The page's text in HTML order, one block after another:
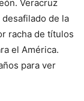
Veracruz
de la
racha de títulos
el América.
para ver